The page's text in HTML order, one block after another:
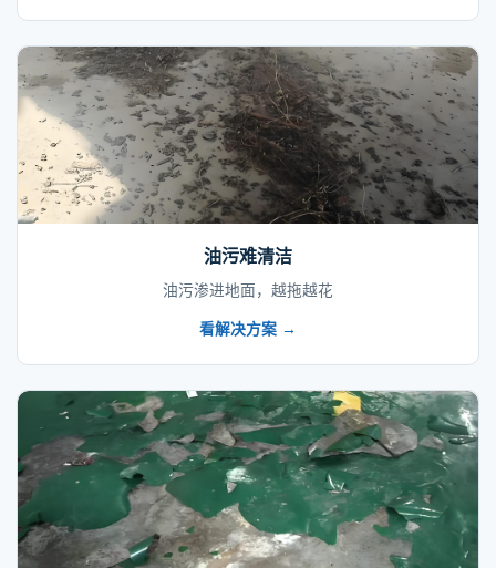
油污难清洁
油污渗进地面，越拖越花
看解决方案 →